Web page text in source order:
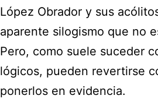
López Obrador y sus
aparente silogismo que no
Pero, como suele suceder
lógicos, pueden revertirse
ponerlos en evidencia.